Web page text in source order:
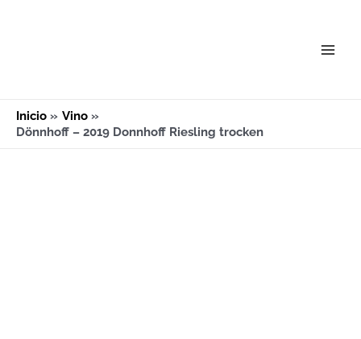
Inicio
Vino
Dönnhoff – 2019 Donnhoff Riesling trocken